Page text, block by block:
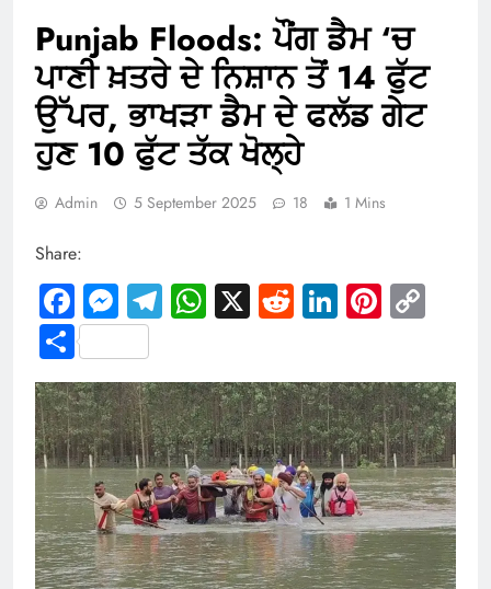
Punjab Floods: ਪੌਂਗ ਡੈਮ ‘ਚ
ਪਾਣੀ ਖ਼ਤਰੇ ਦੇ ਨਿਸ਼ਾਨ ਤੋਂ 14 ਫੁੱਟ
ਉੱਪਰ, ਭਾਖੜਾ ਡੈਮ ਦੇ ਫਲੱਡ ਗੇਟ
ਹੁਣ 10 ਫੁੱਟ ਤੱਕ ਖੋਲ੍ਹੇ
Admin 5 September 2025 18 1 Mins
Share:
Facebook
Messenger
Telegram
WhatsApp
X RedditLinkedIn
Share